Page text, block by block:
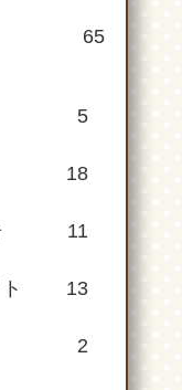
65
5
18
11
13
2